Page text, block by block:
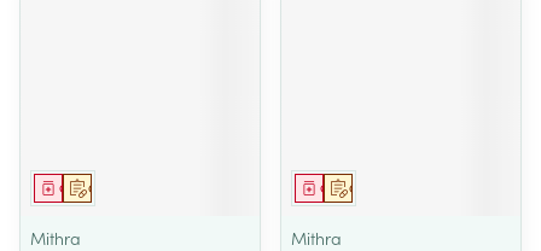
Op voorschrift
Geneesmiddel
Mithra
Op voorschrift
Geneesmiddel
Mithra